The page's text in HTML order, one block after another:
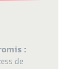
:
de